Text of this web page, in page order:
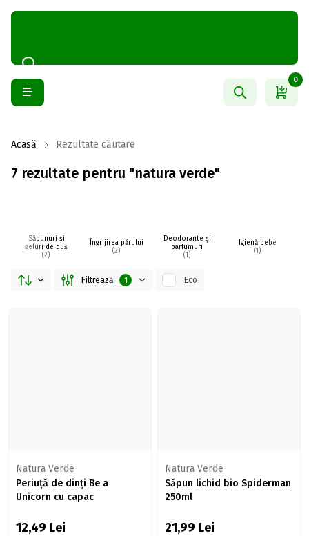
0
Acasă Rezultate căutare
7 rezultate pentru "natura verde"
Săpunuri și
geluri de duș
(2)
Îngrijirea părului
(2)
Deodorante și
parfumuri
(1)
Igienă bebe
(1)
Filtrează 1 Eco
Natura Verde
Periuță de dinți Be a
Unicorn cu capac
12,49 Lei
Natura Verde
Săpun lichid bio Spiderman
250ml
21,99 Lei